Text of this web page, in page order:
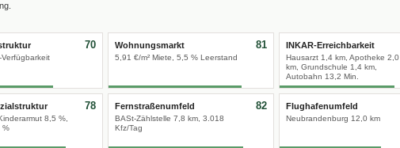
70 Wohnungsmarkt
5,91 €/m² Miete, 5,5 % Leerstand
81 INKAR-Erreichbarkeit
Hausarzt 1,4 km, Apotheke 2,0
km, Grundschule 1,4 km,
Autobahn 13,2 Min.
8,5 %,
%
78 Fernstraßenumfeld
BASt-Zählstelle 7,8 km, 3.018
Kfz/Tag
82 Flughafenumfeld
Neubrandenburg 12,0 km